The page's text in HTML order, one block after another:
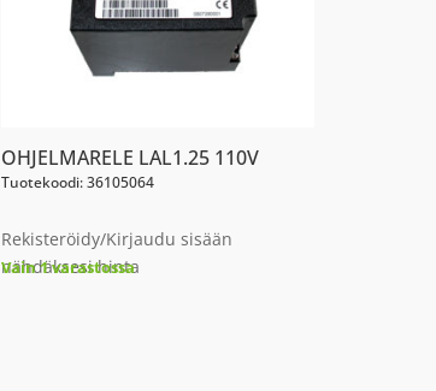
OHJELMARELE LAL1.25 110V
Tuotekoodi: 36105064
Rekisteröidy/Kirjaudu sisään
nähdäksesi hinta
Vain 1 varastossa